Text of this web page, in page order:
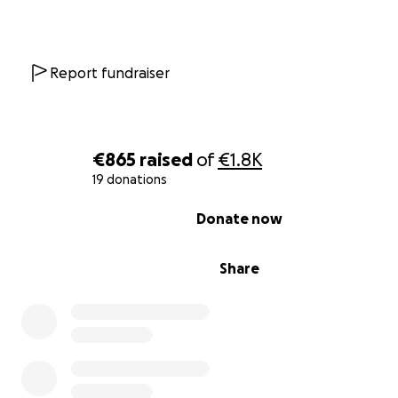
€865 raised of€1.8K
19 donations
Share
Donate now
¡ Por fin hemos empezado a rodar!
Report fundraiser